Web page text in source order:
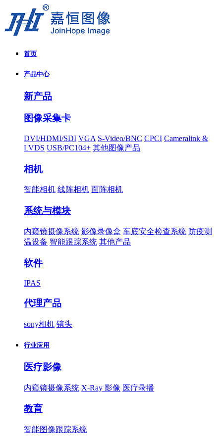
首页
产品中心
新产品
图像采集卡
DVI/HDMI/SDI VGA S-Video/BNC CPCI Cameralink &
LVDS USB/PC104+ 其他图像产品
相机
智能相机 线阵相机 面阵相机
系统与模块
内窥镜摄像系统 影像录像盒 车底安全检查系统 防疫测
温设备 智能跟踪系统 其他产品
软件
IPAS
代理产品
sony相机 镜头
行业应用
医疗影像
内窥镜摄像系统 X-Ray 影像 医疗录播
教育
智能图像跟踪系统